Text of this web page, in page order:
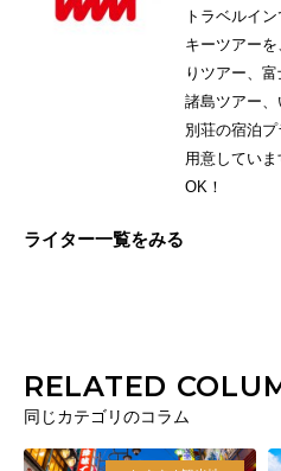
トラベルイ
キーツアー
りツアー、
諸島ツアー
別荘の宿泊
用意してい
OK！
ライター一覧をみる
RELATED
同じカテゴリのコラム